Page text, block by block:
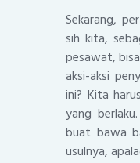
Sekarang,
sih kita,
pesawat,
aksi-aksi
ini? Kita
yang
buat bawa
usulnya,